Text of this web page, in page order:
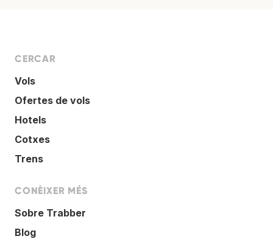
CERCAR
Vols
Ofertes de vols
Hotels
Cotxes
Trens
CONÈIXER MÉS
Sobre Trabber
Blog